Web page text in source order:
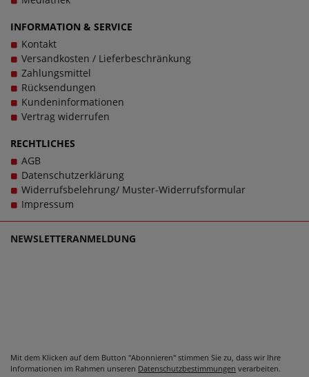
INFORMATION & SERVICE
Kontakt
Versandkosten / Lieferbeschränkung
Zahlungsmittel
Rücksendungen
Kundeninformationen
Vertrag widerrufen
RECHTLICHES
AGB
Datenschutzerklärung
Widerrufsbelehrung/ Muster-Widerrufsformular
Impressum
NEWSLETTERANMELDUNG
Mit dem Klicken auf dem Button "Abonnieren" stimmen Sie zu, dass wir Ihre
Informationen im Rahmen unseren Datenschutzbestimmungen verarbeiten.